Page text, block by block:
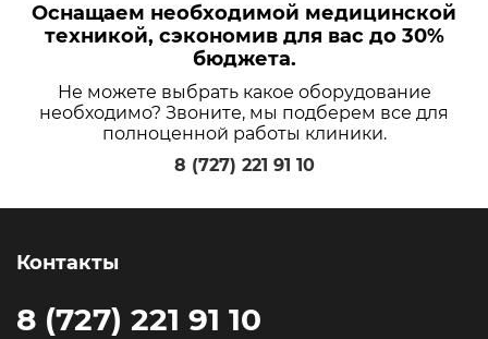
Оснащаем необходимой медицинской
техникой, сэкономив для вас до 30%
бюджета.
Не можете выбрать какое оборудование
необходимо? Звоните, мы подберем все для
полноценной работы клиники.
8 (727) 221 91 10
Контакты
8 (727) 221 91 10